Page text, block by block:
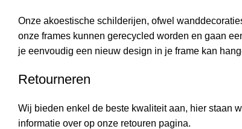
Onze akoestische schilderijen, ofwel
onze frames kunnen gerecycled worden en gaan
je eenvoudig een nieuw design in je frame kan
Retourneren
Wij bieden enkel de beste kwaliteit aan, hier staan
informatie over op onze retouren pagina.